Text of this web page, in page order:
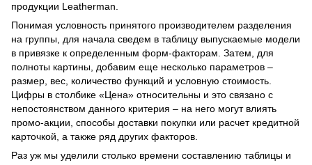
продукции Leatherman.
Понимая условность принятого производителем разделения
на группы, для начала сведем в таблицу выпускаемые модели
в привязке к определенным форм-факторам. Затем, для
полноты картины, добавим еще несколько параметров –
размер, вес, количество функций и условную стоимость.
Цифры в столбике «Цена» относительны и это связано с
непостоянством данного критерия – на него могут влиять
промо-акции, способы доставки покупки или расчет кредитной
карточкой, а также ряд других факторов.
Раз уж мы уделили столько времени составлению таблицы и